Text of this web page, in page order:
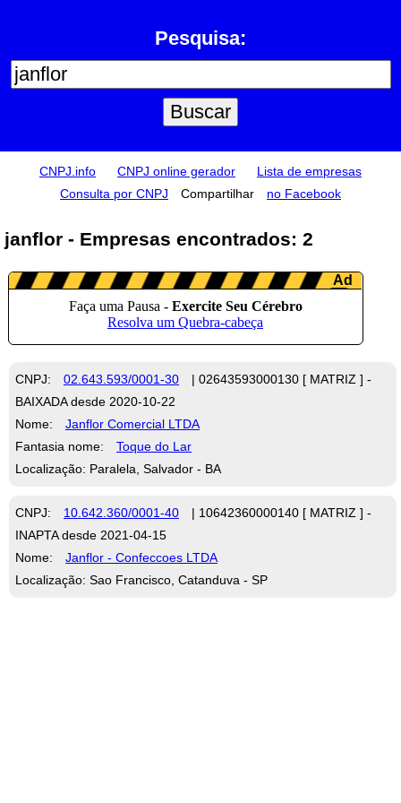
Pesquisa:
CNPJ.info CNPJ online gerador
Lista de empresas
Consulta por CNPJ
Compartilhar no Facebook
janflor - Empresas encontrados: 2
CNPJ: 02.643.593/0001-30
| 02643593000130 [ MATRIZ ] -
BAIXADA desde 2020-10-22
Nome:
Janflor Comercial LTDA
Fantasia nome:
Toque do Lar
Localização: Paralela, Salvador - BA
CNPJ: 10.642.360/0001-40
| 10642360000140 [ MATRIZ ] -
INAPTA desde 2021-04-15
Nome:
Janflor - Confeccoes LTDA
Localização: Sao Francisco, Catanduva - SP